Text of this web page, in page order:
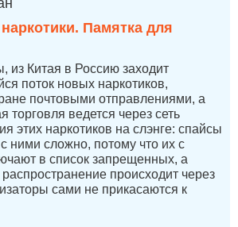
Памятка для
из Китая в Россию заходит
поток новых наркотиков,
почтовыми отправлениями, а
торговля ведется через сеть
этих наркотиков на слэнге: спайсы
ними сложно, потому что их с
в список запрещенных, а
происходит через
сами не прикасаются к